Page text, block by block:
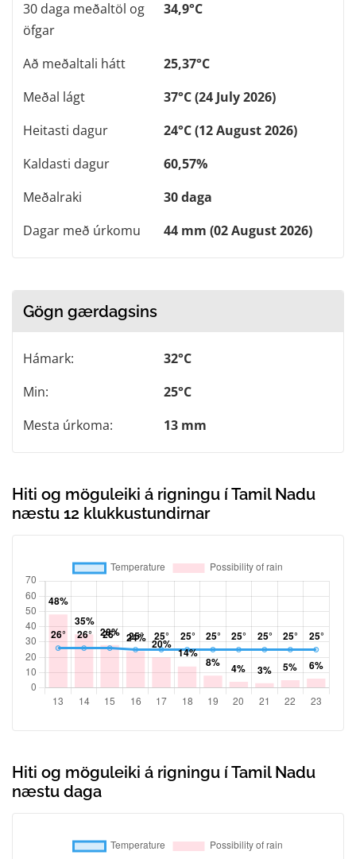
30 daga meðaltöl og
öfgar
34,9°C
Að meðaltali hátt
25,37°C
Meðal lágt
37°C (24 July 2026)
Heitasti dagur
24°C (12 August 2026)
Kaldasti dagur
60,57%
Meðalraki
30 daga
Dagar með úrkomu
44 mm (02 August 2026)
Gögn gærdagsins
Hámark:
32°C
Min:
25°C
Mesta úrkoma:
13 mm
Hiti og möguleiki á rigningu í Tamil Nadu
næstu 12 klukkustundirnar
Hiti og möguleiki á rigningu í Tamil Nadu
næstu daga